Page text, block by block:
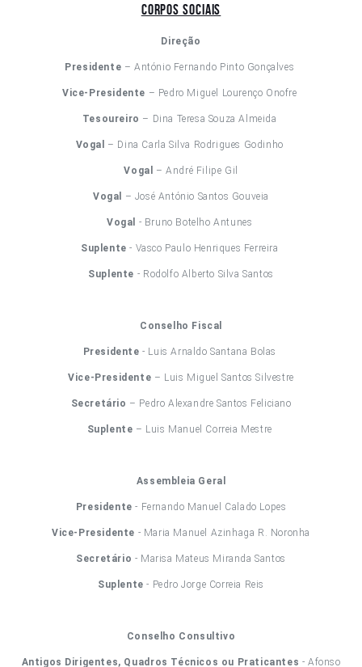
Corpos Sociais
Direção
Presidente – António Fernando Pinto Gonçalves
Vice-Presidente – Pedro Miguel Lourenço Onofre
Tesoureiro – Dina Teresa Souza Almeida
Vogal – Dina Carla Silva Rodrigues Godinho
Vogal – André Filipe Gil
Vogal – José António Santos Gouveia
Vogal - Bruno Botelho Antunes
Suplente - Vasco Paulo Henriques Ferreira
Suplente - Rodolfo Alberto Silva Santos
Conselho Fiscal
Presidente - Luis Arnaldo Santana Bolas
Vice-Presidente – Luis Miguel Santos Silvestre
Secretário – Pedro Alexandre Santos Feliciano
Suplente – Luis Manuel Correia Mestre
Assembleia Geral
Presidente - Fernando Manuel Calado Lopes
Vice-Presidente - Maria Manuel Azinhaga R. Noronha
Secretário - Marisa Mateus Miranda Santos
Suplente - Pedro Jorge Correia Reis
Conselho Consultivo
Antigos Dirigentes, Quadros Técnicos ou Praticantes - Afonso